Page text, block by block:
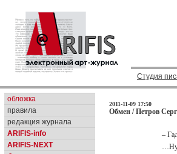
Студия
обложка
правила
редакция журнала
ARIFIS-info
ARIFIS-NEXT
2011-11-09 17:50
Обмен / Петров
–
…Ну